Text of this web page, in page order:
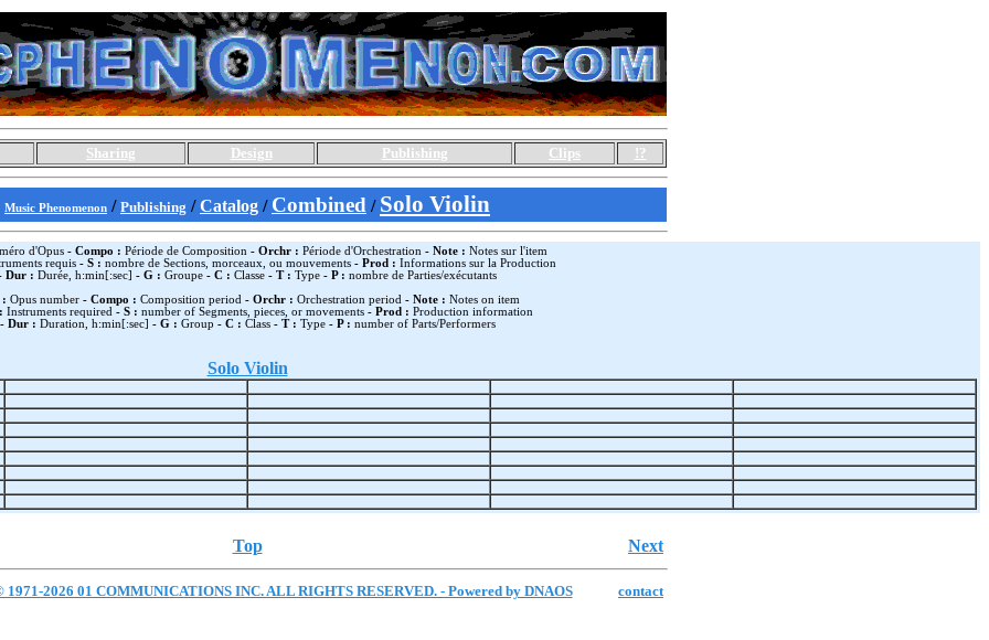
Sharing Design Publishing Clips !?
Music Phenomenon / Publishing /Catalog / Combined / Solo Violin
d'Opus - Compo : Période de Composition - Orchr : Période d'Orchestration - Note : Notes sur l'item
requis - S : nombre de Sections, morceaux, ou mouvements - Prod : Informations sur la Production
Dur : Durée, h:min[:sec] - G : Groupe - C : Classe - T : Type - P : nombre de Parties/exécutants
: Opus number - Compo : Composition period - Orchr : Orchestration period - Note : Notes on item
Instruments required - S : number of Segments, pieces, or movements - Prod : Production information
- Dur : Duration, h:min[:sec] - G : Group - C : Class - T : Type - P : number of Parts/Performers
Solo Violin
Top Next
2026 01 COMMUNICATIONS INC. ALL RIGHTS RESERVED. - Powered by DNAOS contact